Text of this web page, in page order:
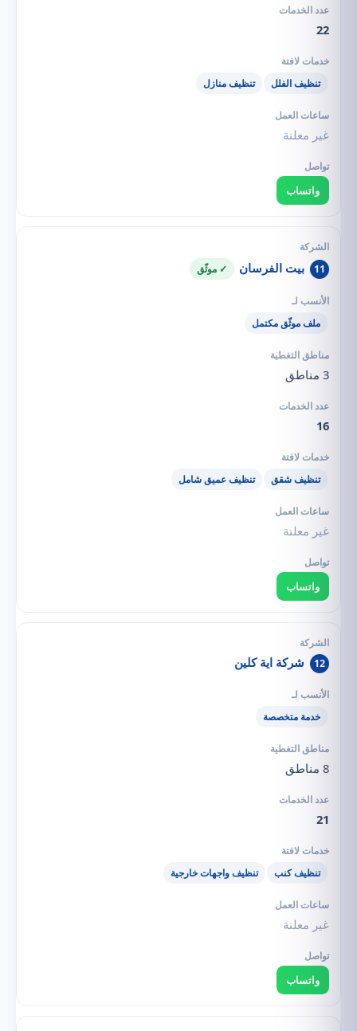
22
تنظيف الفلل تنظيف منازل
غير معلنة
واتساب
11 بيت الفرسان ✓ موثّق
ملف موثّق مكتمل
3 مناطق
16
تنظيف شقق تنظيف عميق شامل
غير معلنة
واتساب
12 شركة اية كلين
خدمة متخصصة
8 مناطق
21
تنظيف كنب تنظيف واجهات خارجية
غير معلنة
واتساب